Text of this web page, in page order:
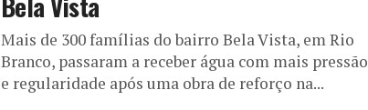
Mais de 300 famílias do bairro Bela Vista, em Rio
Branco, passaram a receber água com mais pressão
e regularidade após uma obra de reforço na...